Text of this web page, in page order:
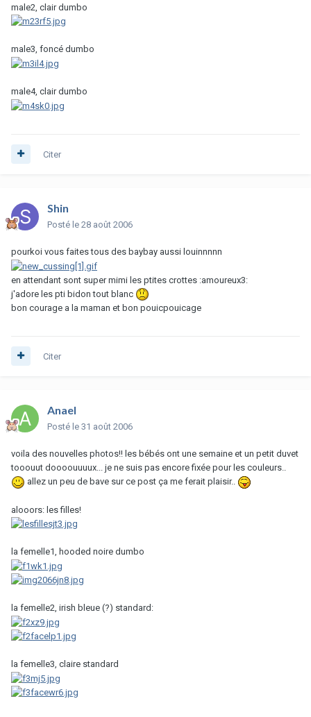
male2, clair dumbo
male3, foncé dumbo
male4, clair dumbo
Citer
Shin
Posté le 28 août 2006
pourkoi vous faites tous des baybay aussi louinnnnn
en attendant sont super mimi les ptites crottes :amoureux3:
j'adore les pti bidon tout blanc
bon courage a la maman et bon pouicpouicage
Citer
Anael
Posté le 31 août 2006
voila des nouvelles photos!! les bébés ont une semaine et un petit duvet
tooouut doooouuuux... je ne suis pas encore fixée pour les couleurs..
allez un peu de bave sur ce post ça me ferait plaisir..
alooors: les filles!
la femelle1, hooded noire dumbo
la femelle2, irish bleue (?) standard:
la femelle3, claire standard